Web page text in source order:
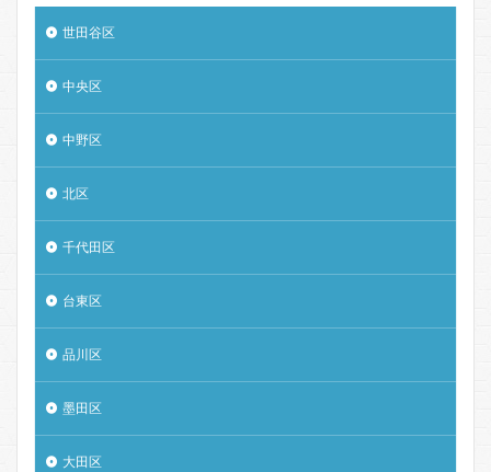
世田谷区
中央区
中野区
北区
千代田区
台東区
品川区
墨田区
大田区